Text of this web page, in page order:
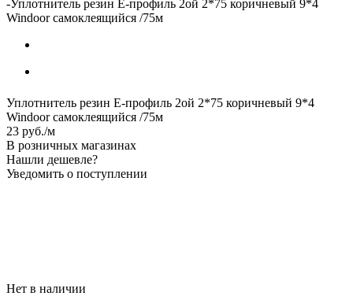
-Уплотнитель резин E-профиль 2ой 2*75 коричневый 9*4
Windoor самоклеящийся /75м
Уплотнитель резин E-профиль 2ой 2*75 коричневый 9*4
Windoor самоклеящийся /75м
23 руб./м
В розничных магазинах
Нашли дешевле?
Уведомить о поступлении
Нет в наличии